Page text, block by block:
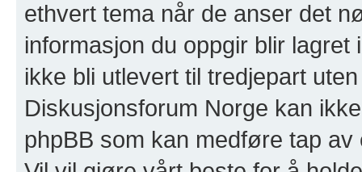
ethvert tema når de anser det
informasjon du oppgir blir
ikke bli utlevert til tredjepart
Diskusjonsforum Norge kan
phpBB som kan medføre tap